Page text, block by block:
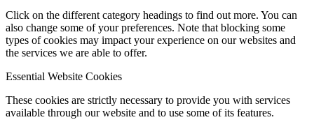
Click on the different category headings to find out more. You can
also change some of your preferences. Note that blocking some
types of cookies may impact your experience on our websites and
the services we are able to offer.
Essential Website Cookies
These cookies are strictly necessary to provide you with services
available through our website and to use some of its features.